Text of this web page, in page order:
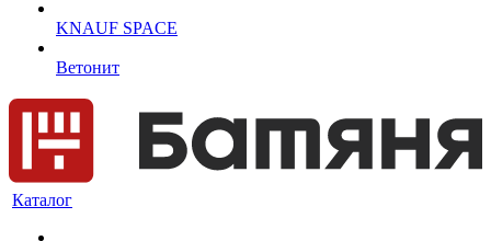
KNAUF SPACE
Ветонит
Каталог